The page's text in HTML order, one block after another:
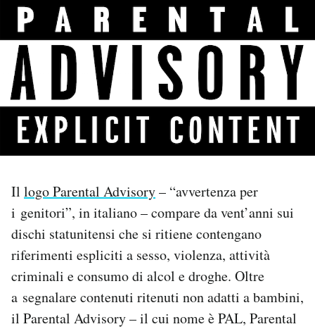
PODCAST
NEWSLETTER
I MIEI PREFERITI
SHOP
CALENDARIO
AREA PERSONALE
Il logo Parental Advisory– “avvertenza per
i genitori”, in italiano – compare da vent’anni sui
dischi statunitensi che si ritiene contengano
riferimenti espliciti a sesso, violenza, attività
criminali e consumo di alcol e droghe. Oltre
a segnalare contenuti ritenuti non adatti a bambini,
il Parental Advisory – il cui nome è PAL, Parental